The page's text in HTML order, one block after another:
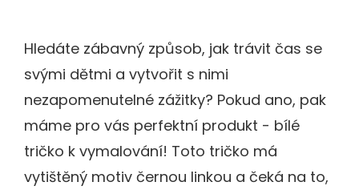
Hledáte zábavný způsob, jak trávit čas se
svými dětmi a vytvořit s nimi
nezapomenutelné zážitky? Pokud ano, pak
máme pro vás perfektní produkt - bílé
tričko k vymalování! Toto tričko má
vytištěný motiv černou linkou a čeká na to,